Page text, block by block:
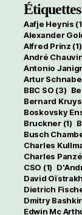
Étiquettes
Aafje Heynis
Alexander
Alfred Prinz (1)
André
Antonio
Artur
BBC SO (3)
Bernard
Boskovsky
Bruckner(1)
Busch
Charles
Charles
CSO (1)
David Oïstrakh
Dietrich
Dmitry
Edwin Mc